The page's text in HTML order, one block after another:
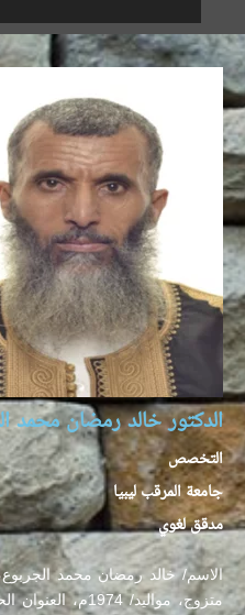
الدكتور خالد رمضان محمد
التخصص
جامعة المرقب ليبيا
مدقق لغوي
الاسم/ خالد رمضان محمد الجربوع،
متزوج، مواليد/